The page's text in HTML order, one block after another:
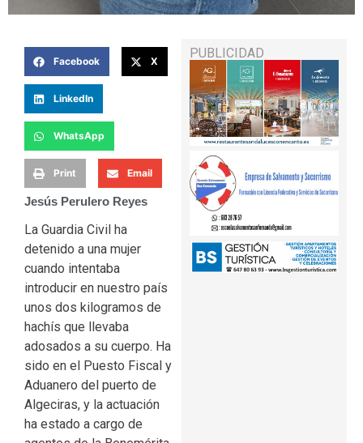
Facebook X
LinkedIn
WhatsApp
Print Email
Jesús Perulero Reyes
La Guardia Civil ha
detenido a una mujer
cuando intentaba
introducir en nuestro país
unos dos kilogramos de
hachís que llevaba
adosados a su cuerpo. Ha
sido en el Puesto Fiscal y
Aduanero del puerto de
Algeciras, y la actuación
ha estado a cargo de
PUBLICIDAD